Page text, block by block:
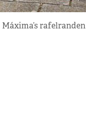
Máxima’s rafelranden